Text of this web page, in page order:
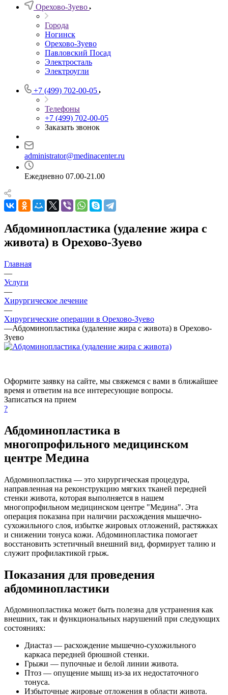
Орехово-Зуево
Города
Ногинск
Орехово-Зуево
Павловский Посад
Электросталь
Электроугли
+7 (499) 702-00-05
Телефоны
+7 (499) 702-00-05
Заказать звонок
administrator@medinacenter.ru
Ежедневно 07.00-21.00
Абдоминопластика (удаление жира с
живота) в Орехово-Зуево
Главная
—
Услуги
—
Хирургическое лечение
—
Хирургические операции в Орехово-Зуево
—Абдоминопластика (удаление жира с живота) в Орехово-
Зуево
Оформите заявку на сайте, мы свяжемся с вами в ближайшее
время и ответим на все интересующие вопросы.
Записаться на прием
?
Абдоминопластика в
многопрофильного медицинском
центре Медина
Абдоминопластика — это хирургическая процедура,
направленная на реконструкцию мягких тканей передней
стенки живота, которая выполняется в нашем
многопрофильном медицинском центре "Медина". Эта
операция показана при наличии расхождения мышечно-
сухожильного слоя, избытке жировых отложений, растяжках
и снижении тонуса кожи. Абдоминопластика помогает
восстановить эстетичный внешний вид, формирует талию и
служит профилактикой грыж.
Показания для проведения
абдоминопластики
Абдоминопластика может быть полезна для устранения как
внешних, так и функциональных нарушений при следующих
состояниях:
Диастаз — расхождение мышечно-сухожильного
каркаса передней брюшной стенки.
Грыжи — пупочные и белой линии живота.
Птоз — опущение мышц из-за их недостаточного
тонуса.
Избыточные жировые отложения в области живота.